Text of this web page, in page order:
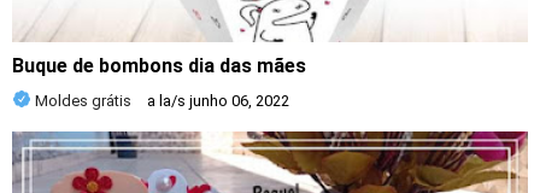
Buque de bombons dia das mães
Moldes grátis a la/s junho 06, 2022